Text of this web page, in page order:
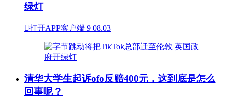
绿灯
打开APP客户端 9 08.03
清华大学生起诉ofo反赔400元，这到底是怎么
回事呢？